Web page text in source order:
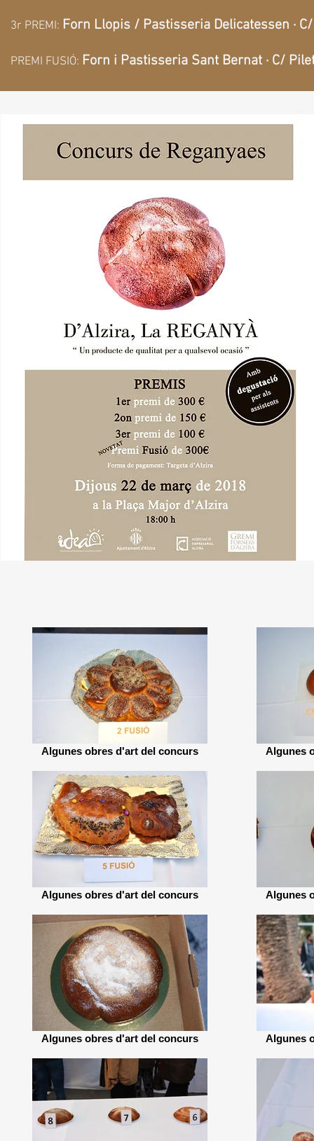
3r PREMI: Forn Llopis / Pastisseria Delicatessen ·
PREMI FUSIÓ: Forn i Pastisseria Sant Bernat · C/
Algunes obres d'art del concurs Algunes
Algunes obres d'art del concurs Algunes
Algunes obres d'art del concurs Algunes